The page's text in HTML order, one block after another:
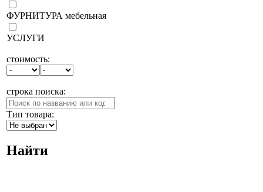
ФУРНИТУРА мебельная
УСЛУГИ
стоимость:
строка поиска:
Тип товара:
Найти